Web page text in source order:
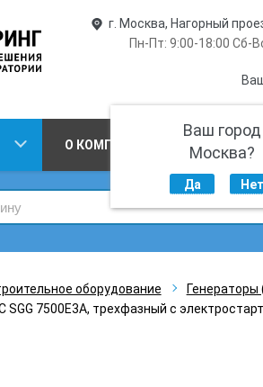
г. Москва, Нагорный
Пн-Пт: 9:00-18:00 Сб-
Ваш город
Москва?
Да Нет
О КОМПАНИИ
оборудование Генераторы
SGG 7500Е3A, трехфазный с